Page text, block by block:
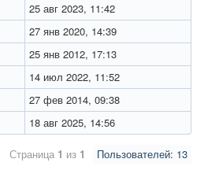
25 авг 2023, 11:42
27 янв 2020, 14:39
25 янв 2012, 17:13
14 июл 2022, 11:52
27 фев 2014, 09:38
18 авг 2025, 14:56
Пользователей: 13
Страница 1 из 1